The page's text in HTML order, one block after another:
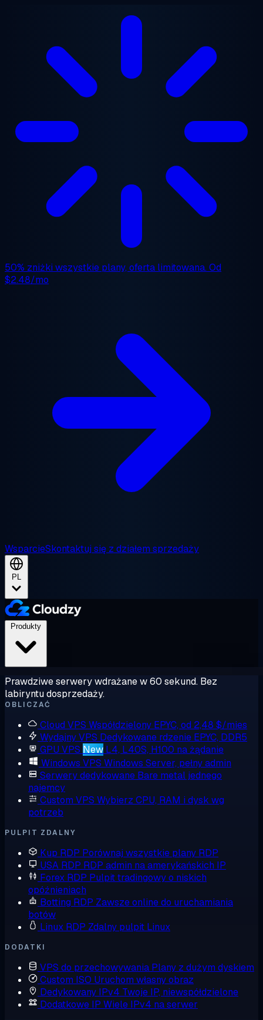
50% zniżki wszystkie plany, oferta limitowana. Od
$2.48/mo
WsparcieSkontaktuj się z działem sprzedaży
PL
Prawdziwe serwery wdrażane w 60 sekund. Bez
labiryntu dosprzedaży.
OBLICZAĆ
Cloud VPS Współdzielony EPYC, od 2,48 $/mies
Wydajny VPS Dedykowane rdzenie EPYC, DDR5
GPU VPS New L4, L40S, H100 na żądanie
Windows VPS Windows Server, pełny admin
Serwery dedykowane Bare metal jednego
najemcy
Custom VPS Wybierz CPU, RAM i dysk wg
potrzeb
PULPIT ZDALNY
Kup RDP Porównaj wszystkie plany RDP
USA RDP RDP admin na amerykańskich IP
Forex RDP Pulpit tradingowy o niskich
opóźnieniach
Botting RDP Zawsze online do uruchamiania
botów
Linux RDP Zdalny pulpit Linux
DODATKI
VPS do przechowywania Plany z dużym dyskiem
Custom ISO Uruchom własny obraz
Dedykowany IPv4 Twoje IP, niewspółdzielone
Dodatkowe IP Wiele IPv4 na serwer